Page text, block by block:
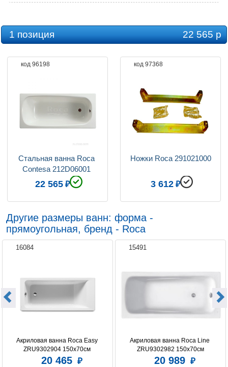
1 позиция 22 565 р
код 96198
Стальная ванна Roca
Contesa 212D06001
120x70см
22 565
код 97368
Ножки Roca 291021000
3 612
Другие размеры ванн: форма -
прямоугольная, бренд - Roca
16084
Акриловая ванна Roca Easy
ZRU9302904 150x70см
20 465
15491
Акриловая ванна Roca Line
ZRU9302982 150х70см
20 989